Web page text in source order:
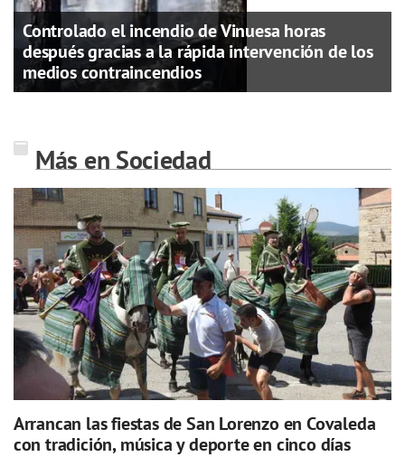
Controlado el incendio de Vinuesa horas
después gracias a la rápida intervención de los
medios contraincendios
Más en Sociedad
Arrancan las fiestas de San Lorenzo en Covaleda
con tradición, música y deporte en cinco días